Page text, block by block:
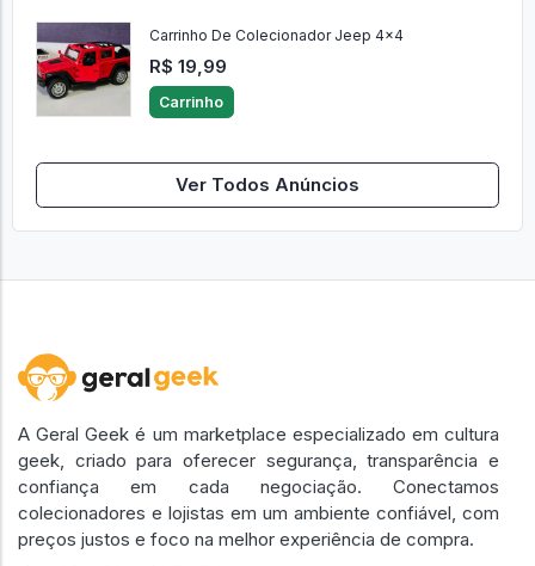
Carrinho De Colecionador Jeep 4x4
R$ 19,99
Carrinho
Ver Todos Anúncios
A Geral Geek é um marketplace especializado em cultura
geek, criado para oferecer segurança, transparência e
confiança em cada negociação. Conectamos
colecionadores e lojistas em um ambiente confiável, com
preços justos e foco na melhor experiência de compra.